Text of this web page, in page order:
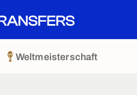
Weltmeisterschaft